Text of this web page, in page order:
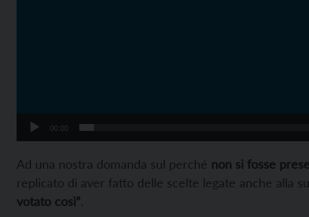
00:00
Ad una nostra domanda sul perché non si fosse
replicato di aver fatto delle scelte legate anche alla
votato così”.